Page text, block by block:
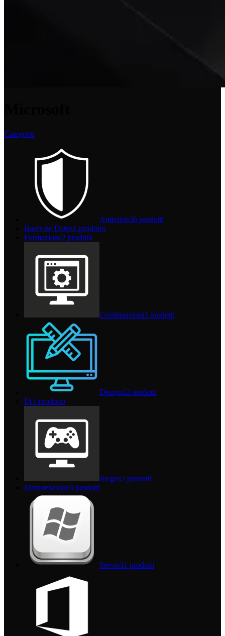
Categorie
Antivirus36 prodotti
Bases de Datos1 prodotto
Formazione2 prodotti
Combinazioni3 prodotti
Design12 prodotti
IA1 prodotto
Juegos2 prodotti
Manutenzione6 prodotti
Server11 prodotti